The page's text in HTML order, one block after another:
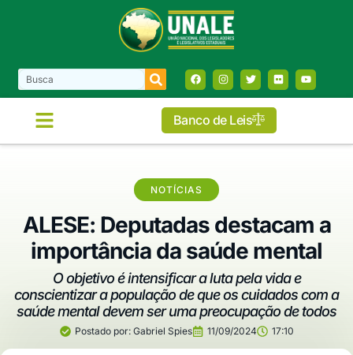
Banco de Leis
NOTÍCIAS
ALESE: Deputadas destacam a
importância da saúde mental
O objetivo é intensificar a luta pela vida e
conscientizar a população de que os cuidados com a
saúde mental devem ser uma preocupação de todos
Postado por:Gabriel Spies 11/09/2024 17:10